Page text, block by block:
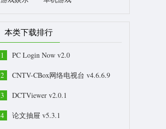
本类下载排行
1 PC Login Now v2.0
2 CNTV-CBox网络电视台 v4.6.6.9
3 DCTViewer v2.0.1
4 论文抽屉 v5.3.1